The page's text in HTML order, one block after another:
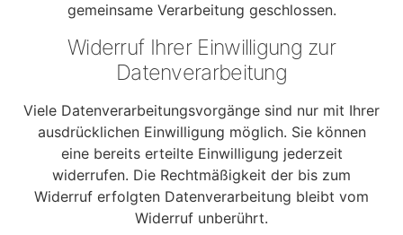
gemeinsame Verarbeitung geschlossen.
Widerruf Ihrer Einwilligung zur
Datenverarbeitung
Viele Datenverarbeitungsvorgänge sind nur mit Ihrer
ausdrücklichen Einwilligung möglich. Sie können
eine bereits erteilte Einwilligung jederzeit
widerrufen. Die Rechtmäßigkeit der bis zum
Widerruf erfolgten Datenverarbeitung bleibt vom
Widerruf unberührt.